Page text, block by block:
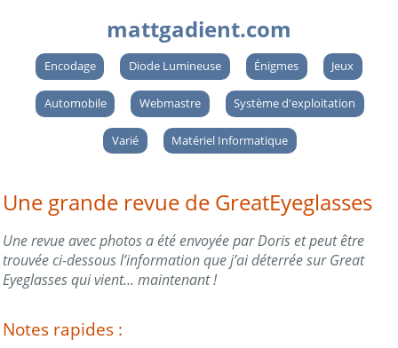
mattgadient.com
Encodage Diode Lumineuse Énigmes Jeux
Automobile Webmastre Système d'exploitation
Varié Matériel Informatique
Une grande revue de GreatEyeglasses
Une revue avec photos a été envoyée par Doris et peut être
trouvée ci-dessous l’information que j’ai déterrée sur Great
Eyeglasses qui vient… maintenant !
Notes rapides :